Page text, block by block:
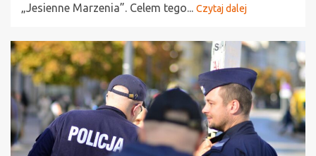
„Jesienne Marzenia”. Celem tego... Czytaj dalej